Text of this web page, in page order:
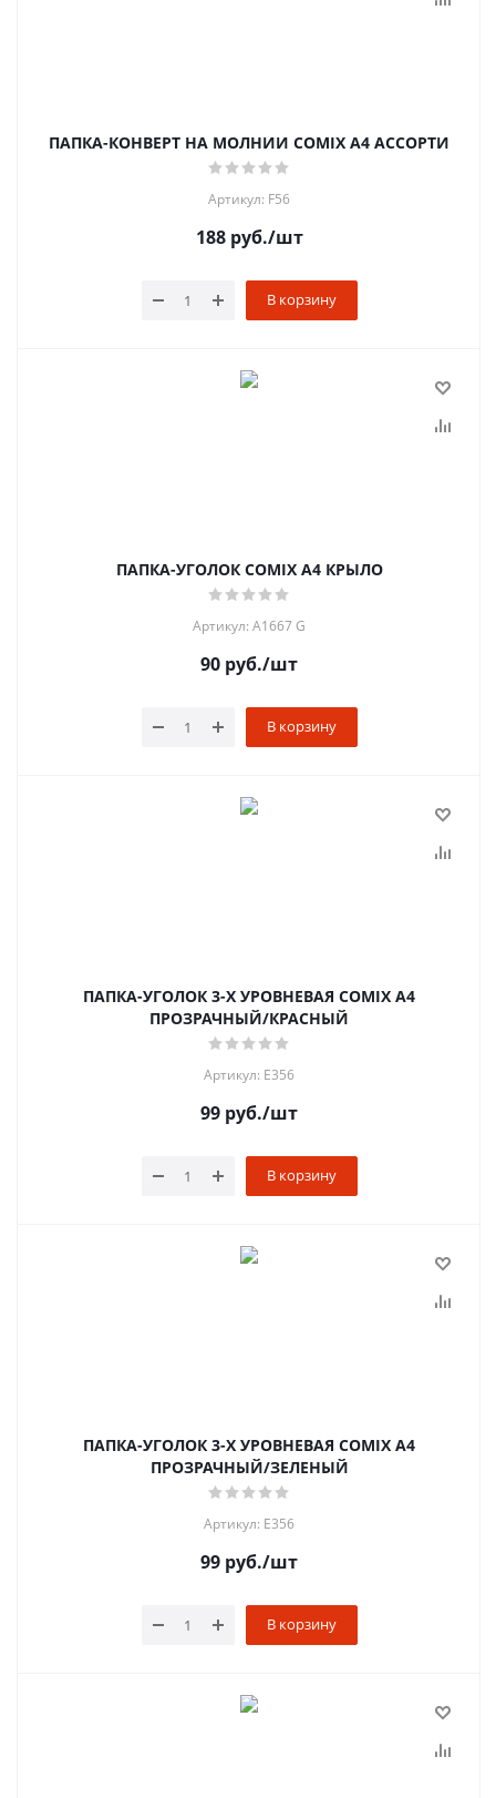
ПАПКА-КОНВЕРТ НА МОЛНИИ COMIX А4 АССОРТИ
Артикул: F56
188руб./шт
В корзину
ПАПКА-УГОЛОК COMIX A4 КРЫЛО
Артикул: A1667 G
90 руб./шт
В корзину
ПАПКА-УГОЛОК 3-Х УРОВНЕВАЯ COMIX A4
ПРОЗРАЧНЫЙ/КРАСНЫЙ
Артикул: Е356
99 руб./шт
В корзину
ПАПКА-УГОЛОК 3-Х УРОВНЕВАЯ COMIX A4
ПРОЗРАЧНЫЙ/ЗЕЛЕНЫЙ
Артикул: Е356
99 руб./шт
В корзину